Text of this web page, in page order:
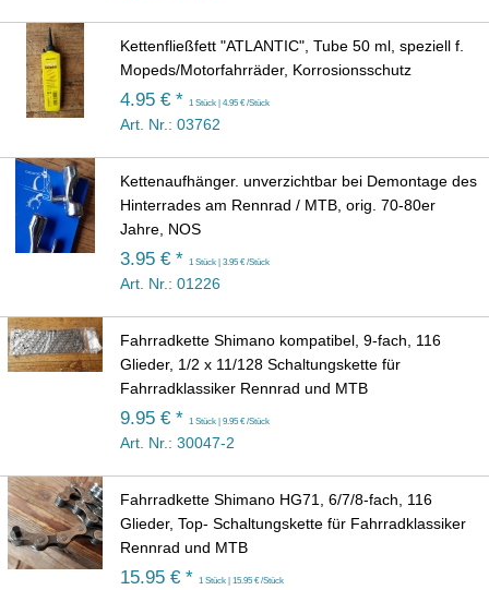
Kettenfließfett "ATLANTIC", Tube 50 ml, speziell f.
Mopeds/Motorfahrräder, Korrosionsschutz
4.95 € * 1 Stück | 4.95 € /Stück
Art. Nr.: 03762
Kettenaufhänger. unverzichtbar bei Demontage des
Hinterrades am Rennrad / MTB, orig. 70-80er
Jahre, NOS
3.95 € * 1 Stück | 3.95 € /Stück
Art. Nr.: 01226
Fahrradkette Shimano kompatibel, 9-fach, 116
Glieder, 1/2 x 11/128 Schaltungskette für
Fahrradklassiker Rennrad und MTB
9.95 € * 1 Stück | 9.95 € /Stück
Art. Nr.: 30047-2
Fahrradkette Shimano HG71, 6/7/8-fach, 116
Glieder, Top- Schaltungskette für Fahrradklassiker
Rennrad und MTB
15.95 € * 1 Stück | 15.95 € /Stück